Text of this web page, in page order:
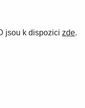
jsou k dispozici zde.